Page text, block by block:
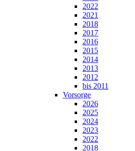
2022
2021
2018
2017
2016
2015
2014
2013
2012
bis 2011
Vorsorge
2026
2025
2024
2023
2022
2018